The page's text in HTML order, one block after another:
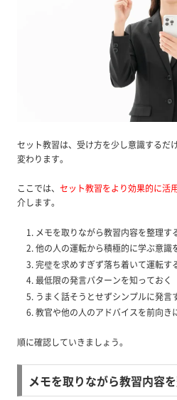
セット教習は、受け方を少し意識するだ
変わります。
ここでは、 セット教習をより効果的に活
介します。
メモを取りながら教習内容を整理す
他の人の運転から積極的に学ぶ意識
完璧を求めすぎず落ち着いて運転す
最低限の発言パターンを知っておく
うまく話そうとせずシンプルに発言
教官や他の人のアドバイスを前向き
順に確認していきましょう。
メモを取りながら教習内容